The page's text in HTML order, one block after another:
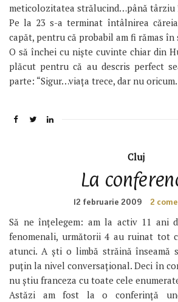
meticolozitatea strălucind…până târziu
Pe la 23 s-a terminat întâlnirea
capăt, pentru că probabil am fi rămas în
O să închei cu niște cuvinte chiar din
plăcut pentru că au descris perfect
parte: “Sigur…viața trece, dar nu
Cluj
La
12 februarie 2009 2
Să ne înțelegem: am la activ 11 ani
fenomenali, următorii 4 au ruinat tot
atunci. A ști o limbă străină înseamă
puțin la nivel conversațional. Deci în
nu știu franceza cu toate cele
Astăzi am fost la o conferință